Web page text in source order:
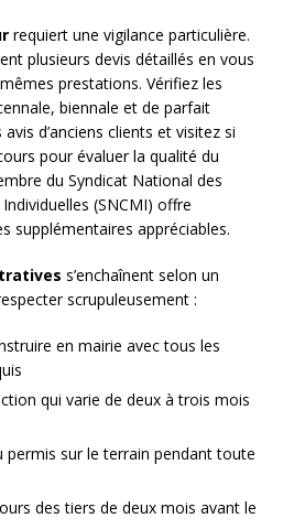
requiert une vigilance particulière.
plusieurs devis détaillés en vous
prestations. Vérifiez les
biennale et de parfait
d’anciens clients et visitez si
pour évaluer la qualité du
du Syndicat National des
(SNCMI) offre
supplémentaires appréciables.
s’enchaînent selon un
scrupuleusement :
en mairie avec tous les
qui varie de deux à trois mois
permis sur le terrain pendant toute
des tiers de deux mois avant le